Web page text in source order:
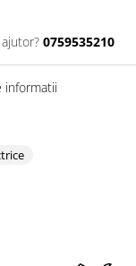
0759535210
informatii